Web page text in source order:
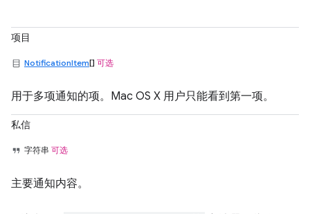
项目
NotificationItem[] 可选
用于多项通知的项。Mac OS X 用户只能看到第一项。
私信
字符串 可选
主要通知内容。